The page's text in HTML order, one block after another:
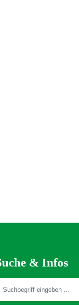
& Infos